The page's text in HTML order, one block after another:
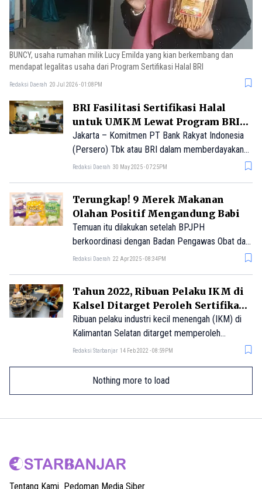
BUNCY, usaha rumahan milik Lucy Emilda yang kian berkembang dan
mendapat legalitas usaha dari Program Sertifikasi Halal BRI
Redaksi Daerah 20 Jul 2026 - 01:08PM
BRI Fasilitasi Sertifikasi Halal
untuk UMKM Lewat Program BRI
Peduli
Jakarta – Komitmen PT Bank Rakyat Indonesia
(Persero) Tbk atau BRI dalam memberdayakan
pelaku Usaha Mikro, Kecil, dan Menengah
Redaksi Daerah 30 May 2025 - 07:25PM
Terungkap! 9 Merek Makanan
Olahan Positif Mengandung Babi
Temuan itu dilakukan setelah BPJPH
berkoordinasi dengan Badan Pengawas Obat dan
Makanan (BPOM) melakukan pengawasan
Redaksi Daerah 22 Apr 2025 - 08:34PM
Tahun 2022, Ribuan Pelaku IKM di
Kalsel Ditarget Peroleh Sertifikasi
Halal
Ribuan pelaku industri kecil menengah (IKM) di
Kalimantan Selatan ditarget memperoleh
sertifikasi halal di tahun 2022.
Redaksi Starbanjar 14 Feb 2022 - 08:59PM
Nothing more to load
Tentang Kami Pedoman Media Siber